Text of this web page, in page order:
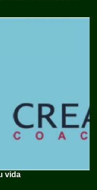
vida